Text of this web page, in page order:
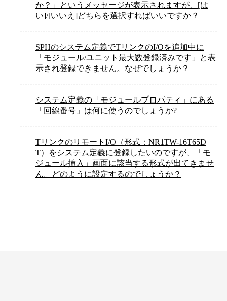
か？」というメッセージが表示されますが、[は
い]/[いいえ]どちらを選択すればいいですか？
SPHのシステム定義でTリンクのI/Oを追加中に
「モジュール/ユニット最大数登録済みです」と表
示され登録できません。なぜでしょうか？
システム定義の「モジュールプロパティ」にある
「回線番号」は何に使うのでしょうか?
TリンクのリモートI/O（形式：NR1TW-16T65D
T）をシステム定義に登録したいのですが、「モ
ジュール挿入」画面に該当する形式が出てきませ
ん。どのように設定するのでしょうか？